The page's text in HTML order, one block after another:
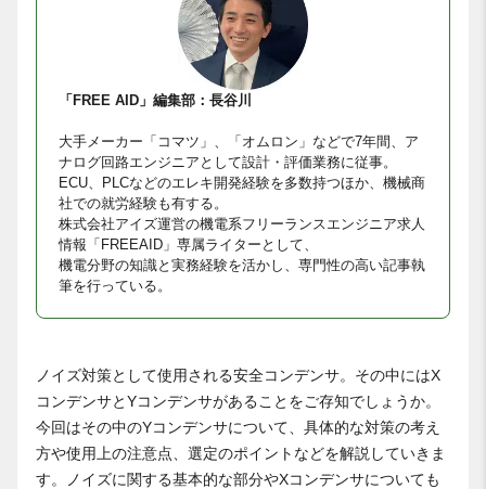
「FREE AID」編集部：長谷川
大手メーカー「コマツ」、「オムロン」などで7年間、ア
ナログ回路エンジニアとして設計・評価業務に従事。
ECU、PLCなどのエレキ開発経験を多数持つほか、機械商
社での就労経験も有する。
株式会社アイズ運営の機電系フリーランスエンジニア求人
情報「FREEAID」専属ライターとして、
機電分野の知識と実務経験を活かし、専門性の高い記事執
筆を行っている。
ノイズ対策として使用される安全コンデンサ。その中にはX
コンデンサとYコンデンサがあることをご存知でしょうか。
今回はその中のYコンデンサについて、具体的な対策の考え
方や使用上の注意点、選定のポイントなどを解説していきま
す。ノイズに関する基本的な部分やXコンデンサについても